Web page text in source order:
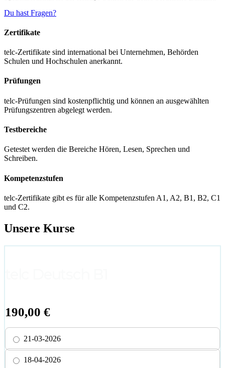
Du hast Fragen?
Zertifikate
telc-Zertifikate sind international bei Unternehmen, Behörden
Schulen und Hochschulen anerkannt.
Prüfungen
telc-Prüfungen sind kostenpflichtig und können an ausgewählten
Prüfungszentren abgelegt werden.
Testbereiche
Getestet werden die Bereiche Hören, Lesen, Sprechen und
Schreiben.
Kompetenzstufen
telc-Zertifikate gibt es für alle Kompetenzstufen A1, A2, B1, B2, C1
und C2.
Unsere Kurse
190,00 €
21-03-2026
18-04-2026